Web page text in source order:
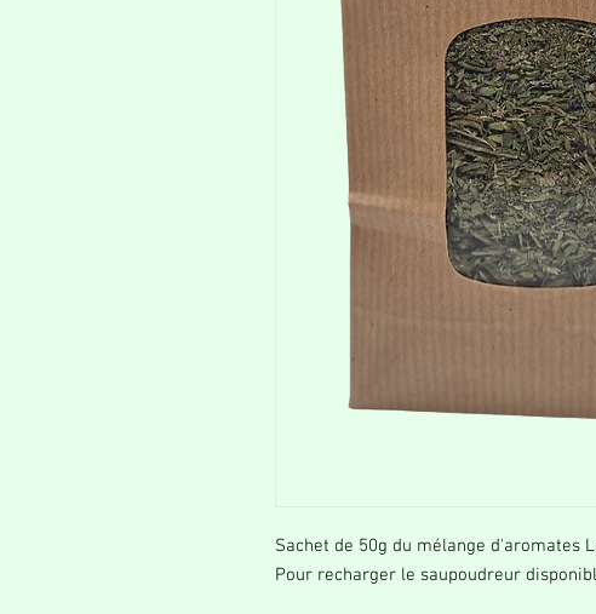
Sachet de 50g du mélange d'aromates
Pour recharger le saupoudreur